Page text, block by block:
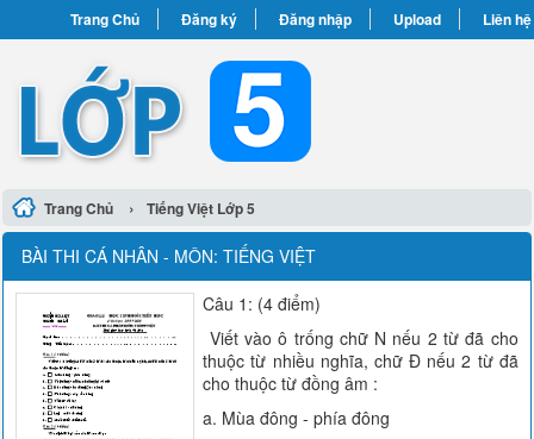
Trang Chủ Đăng ký Đăng nhập Upload Liên hệ
Trang Chủ › Tiếng Việt Lớp 5
BÀI THI CÁ NHÂN - MÔN: TIẾNG VIỆT
Câu 1: (4 điểm)
Viết vào ô trống chữ N nếu 2 từ đã cho
thuộc từ nhiều nghĩa, chữ Đ nếu 2 từ đã
cho thuộc từ đồng âm :
a. Mùa đông - phía đông